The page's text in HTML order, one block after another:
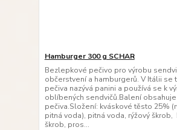
Hamburger 300 g SCHAR
Bezlepkové pečivo pro výrobu
občerstvení a hamburgerů. V Itálii se
pečiva nazývá panini a používá se k
oblíbených sendvičů.Balení obsahuje
pečiva.Složení: kváskové těsto 25%
pitná voda), pitná voda, rýžový škrob,
škrob, pros...